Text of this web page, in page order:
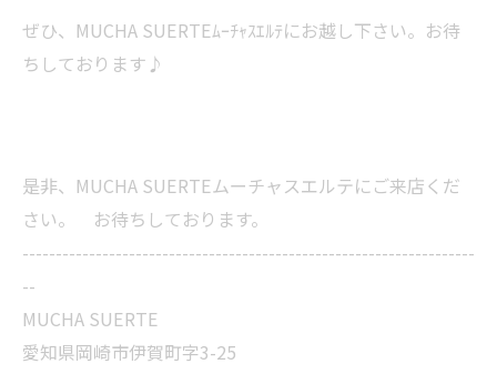
ぜひ、MUCHA SUERTEﾑｰﾁｬｽｴﾙﾃにお越し下さい。お待
ちしております♪
是非、MUCHA SUERTEムーチャスエルテにご来店くだ
さい。 お待ちしております。
--------------------------------------------------------------------
--
MUCHA SUERTE
愛知県岡崎市伊賀町字3-25